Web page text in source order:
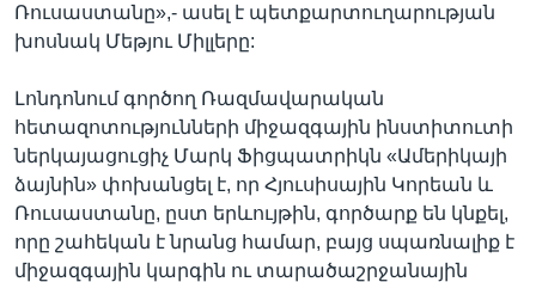
Ռուսաստանը»,- ասել է պետքարտուղարության
խոսնակ Մեթյու Միլլերը:
Լոնդոնում գործող Ռազմավարական
հետազոտությունների միջազգային ինստիտուտի
ներկայացուցիչ Մարկ Ֆիցպատրիկն «Ամերիկայի
ձայնին» փոխանցել է, որ Հյուսիսային Կորեան և
Ռուսաստանը, ըստ երևույթին, գործարք են կնքել,
որը շահեկան է նրանց համար, բայց սպառնալիք է
միջազգային կարգին ու տարածաշրջանային